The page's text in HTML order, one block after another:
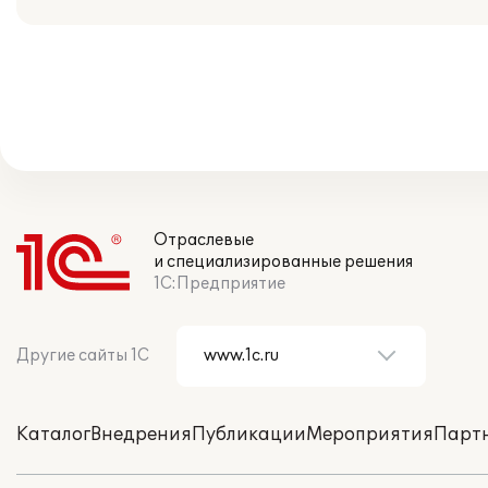
Отраслевые
и специализированные решения
1С:Предприятие
Другие сайты 1С
КаталогВнедрения ПубликацииМероприятия